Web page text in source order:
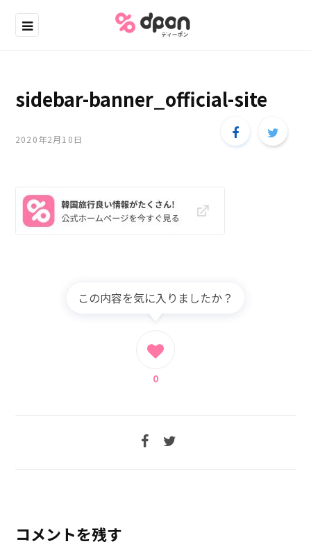
sidebar-banner_official-site
2020年2月10日
この内容を気に入りましたか？
0
コメントを残す